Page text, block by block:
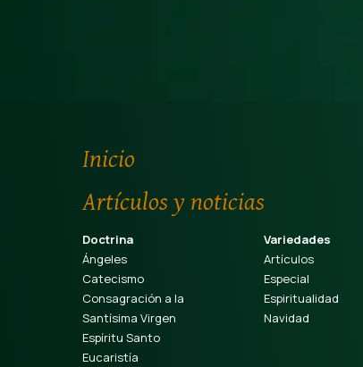
Inicio
Artículos y noticias
Doctrina
Ángeles
Catecismo
Consagración a la
Santísima Virgen
Espíritu Santo
Eucaristía
Variedades
Artículos
Especial
Espiritualidad
Navidad